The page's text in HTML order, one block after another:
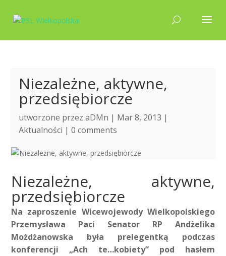
Niezależne, aktywne,
przedsiębiorcze
utworzone przezaDMn | Mar 8, 2013 |
Aktualności |0 comments
Niezależne, aktywne,
przedsiębiorcze
Na zaproszenie Wicewojewody Wielkopolskiego
Przemysława Paci Senator RP Andżelika
Możdżanowska była prelegentką podczas
konferencji „Ach te…kobiety” pod hasłem